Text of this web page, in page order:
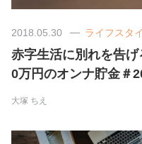
グルメ
2018.05.30 ライフスタ
赤字生活に別れを告
0万円のオンナ貯金＃
大塚 ちえ